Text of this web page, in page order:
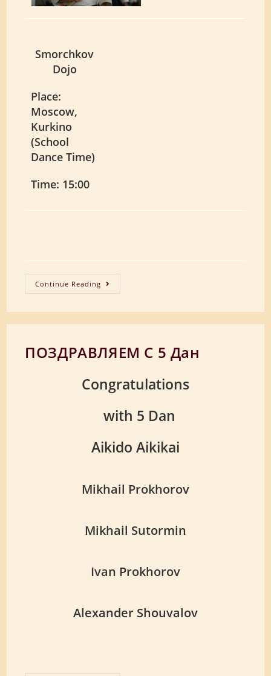
Smorchkov
Dojo
Place:
Moscow,
Kurkino
(School
Dance Time)
Time: 15:00
Continue Reading 18
March
ПОЗДРАВЛЯЕМ С 5 Дан
Congratulations
with 5 Dan
Aikido Aikikai
Mikhail Prokhorov
Mikhail Sutormin
Ivan Prokhorov
Alexander Shouvalov